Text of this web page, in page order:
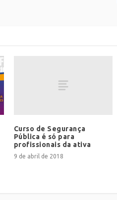
Curso de Segurança
Pública é só para
profissionais da ativa
9 de abril de 2018